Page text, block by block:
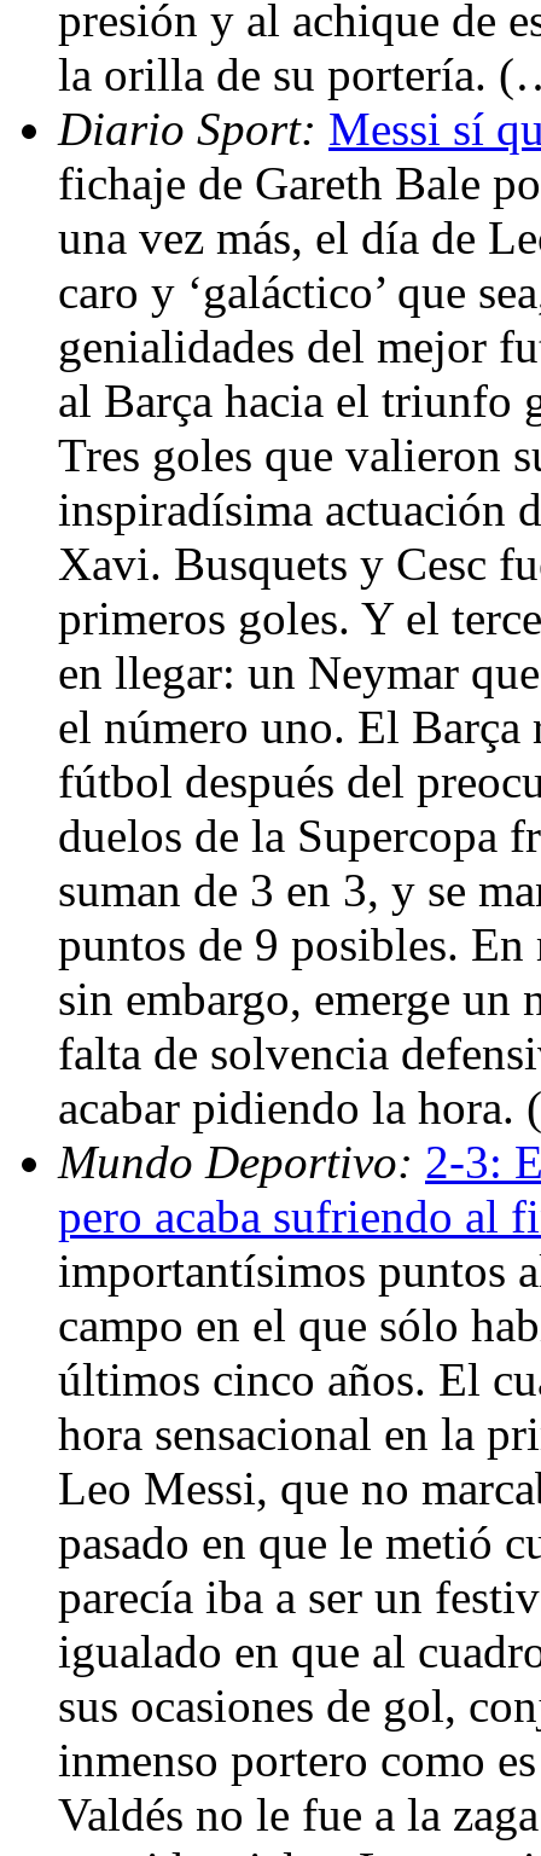
presión y al achique de
la orilla de su portería.
Diario Sport: Messi sí
fichaje de Gareth Bale
una vez más, el día de
caro y ‘galáctico’ que
genialidades del mejor
al Barça hacia el triunfo
Tres goles que valieron
inspiradísima actuación
Xavi. Busquets y Cesc
primeros goles. Y el
en llegar: un Neymar
el número uno. El Barça
fútbol después del
duelos de la Supercopa
suman de 3 en 3, y se
puntos de 9 posibles.
sin embargo, emerge
falta de solvencia
acabar pidiendo la
Mundo Deportivo: 2-3:
pero acaba sufriendo al
importantísimos puntos
campo en el que sólo
últimos cinco años. El
hora sensacional en la
Leo Messi, que no
pasado en que le metió
parecía iba a ser un
igualado en que al
sus ocasiones de gol,
inmenso portero como
Valdés no le fue a la